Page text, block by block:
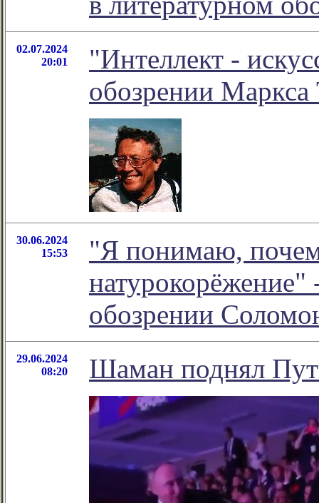
02.07.2024
20:01
"Интеллект -
обозрении Маркса
30.06.2024
15:53
"Я понимаю,
натурокорёжение"
обозрении
29.06.2024
08:20
Шаман поднял